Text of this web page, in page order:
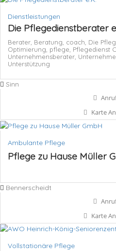
Dienstleistungen
Die Pflegedienstberater
Berater, Beratung, coach, Die
Optimierung, pflege, Pflegedienst
Unternehmensberater,
Unterstützung
Sinn
Karte
Ambulante Pflege
Pflege zu Hause Müller
Bennerscheidt
Karte
Vollstationäre Pflege